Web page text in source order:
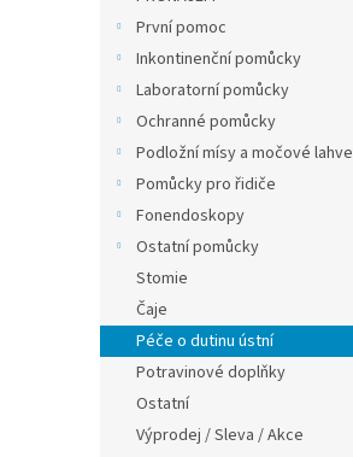
První pomoc
Inkontinenční pomůcky
Laboratorní pomůcky
Ochranné pomůcky
Podložní mísy a močové lahve
Pomůcky pro řidiče
Fonendoskopy
Ostatní pomůcky
Stomie
Čaje
Péče o dutinu ústní
Potravinové doplňky
Ostatní
Výprodej / Sleva / Akce